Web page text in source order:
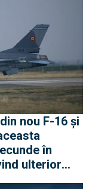
nou F-16 și
în
ulterior